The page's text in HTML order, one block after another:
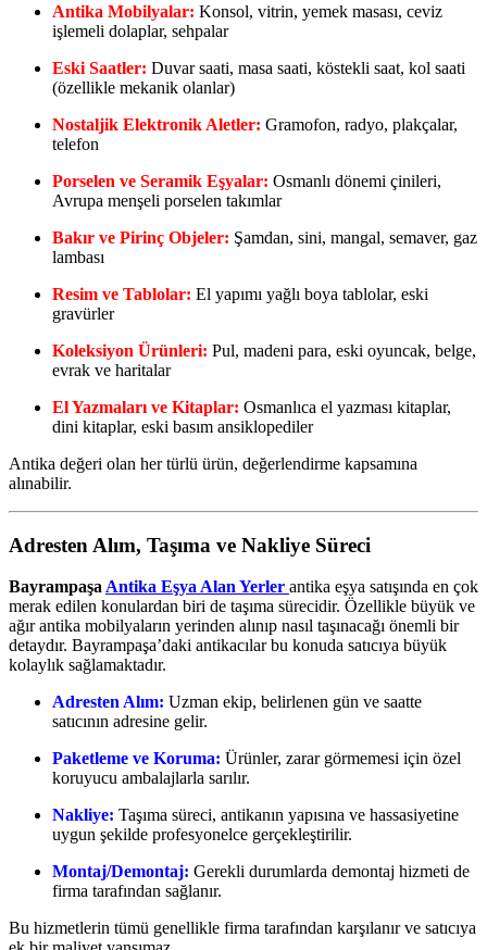
Antika Mobilyalar: Konsol, vitrin, yemek masası, ceviz
işlemeli dolaplar, sehpalar
Eski Saatler: Duvar saati, masa saati, köstekli saat, kol saati
(özellikle mekanik olanlar)
Nostaljik Elektronik Aletler: Gramofon, radyo, plakçalar,
telefon
Porselen ve Seramik Eşyalar: Osmanlı dönemi çinileri,
Avrupa menşeli porselen takımlar
Bakır ve Pirinç Objeler: Şamdan, sini, mangal, semaver, gaz
lambası
Resim ve Tablolar: El yapımı yağlı boya tablolar, eski
gravürler
Koleksiyon Ürünleri: Pul, madeni para, eski oyuncak, belge,
evrak ve haritalar
El Yazmaları ve Kitaplar: Osmanlıca el yazması kitaplar,
dini kitaplar, eski basım ansiklopediler
Antika değeri olan her türlü ürün, değerlendirme kapsamına
alınabilir.
Adresten Alım, Taşıma ve Nakliye Süreci
Bayrampaşa Antika Eşya Alan Yerler antika eşya satışında en çok
merak edilen konulardan biri de taşıma sürecidir. Özellikle büyük ve
ağır antika mobilyaların yerinden alınıp nasıl taşınacağı önemli bir
detaydır. Bayrampaşa’daki antikacılar bu konuda satıcıya büyük
kolaylık sağlamaktadır.
Adresten Alım: Uzman ekip, belirlenen gün ve saatte
satıcının adresine gelir.
Paketleme ve Koruma: Ürünler, zarar görmemesi için özel
koruyucu ambalajlarla sarılır.
Nakliye: Taşıma süreci, antikanın yapısına ve hassasiyetine
uygun şekilde profesyonelce gerçekleştirilir.
Montaj/Demontaj: Gerekli durumlarda demontaj hizmeti de
firma tarafından sağlanır.
Bu hizmetlerin tümü genellikle firma tarafından karşılanır ve satıcıya